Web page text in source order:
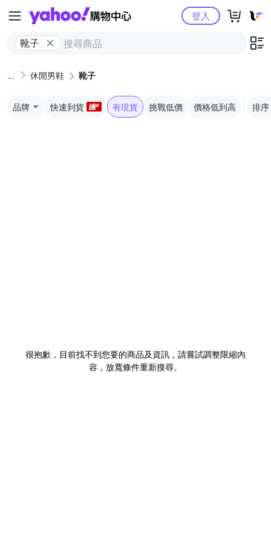
Yahoo購物中心
靴子
登入
休閒男鞋 靴子
品牌 快速到貨 有現貨 挑戰低價 價格低到高 排序
很抱歉，目前找不到您要的商品及資訊，請嘗試調整限縮內
容，放寬條件重新搜尋。